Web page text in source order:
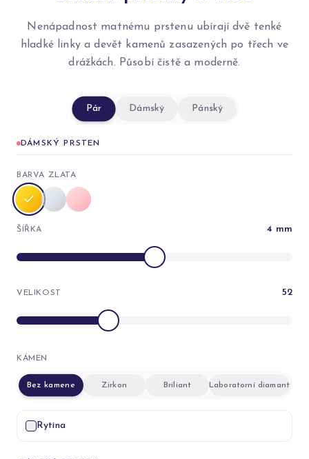
Nenápadnost matnému prstenu ubírají dvě tenké
hladké linky a devět kamenů zasazených po třech ve
drážkách. Působí čistě a moderně.
Pár Dámský Pánský
DÁMSKÝ PRSTEN
BARVA ZLATA
ŠÍŘKA 4 mm
VELIKOST 52
KÁMEN
Bez kamene Zirkon Briliant Laboratorní diamant
Rytina